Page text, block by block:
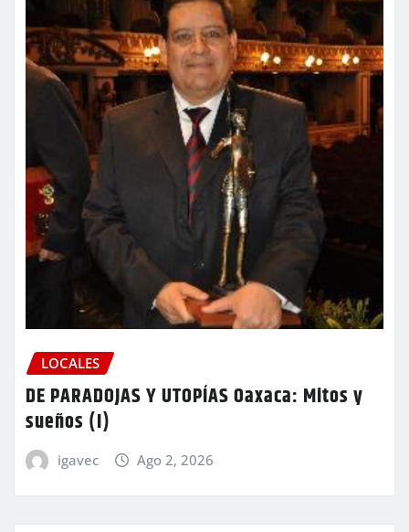
LOCALES
DE PARADOJAS Y UTOPÍAS Oaxaca: Mitos y
sueños (I)
igavec Ago 2, 2026